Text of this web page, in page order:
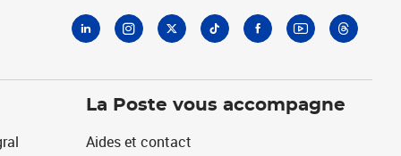
La Poste vous accompagne
Aides et contact